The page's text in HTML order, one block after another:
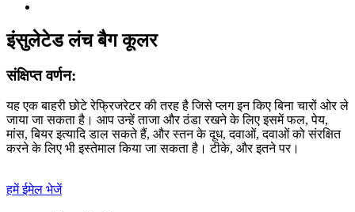
इंसुलेटेड लंच बैग कूलर
संक्षिप्त वर्णन:
यह एक बाहरी छोटे रेफ्रिजरेटर की तरह है जिसे प्लग इन किए बिना चारों ओर ले
जाया जा सकता है। आप उन्हें ताजा और ठंडा रखने के लिए इसमें फल, पेय,
मांस, बियर इत्यादि डाल सकते हैं, और स्तन के दूध, दवाओं, दवाओं को संरक्षित
करने के लिए भी इस्तेमाल किया जा सकता है। टीके, और इतने पर।
हमें ईमेल भेजें